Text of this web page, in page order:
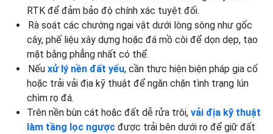
RTK để đảm bảo độ chính xác tuyệt đối.
Rà soát các chướng ngại vật dưới lòng sông như gốc
cây, phế liệu xây dựng hoặc đá mồ côi để dọn dẹp, tạo
mặt bằng phẳng nhất có thể.
Nếu xử lý nền đất yếu, cần thực hiện biện pháp gia cố
hoặc trải vải địa kỹ thuật để ngăn chặn tình trạng lún
chìm rọ đá.
Trên nền bùn cát hoặc đất dễ rửa trôi, vải địa kỹ thuật
làm tầng lọc ngược được trải bên dưới rọ để giữ đất